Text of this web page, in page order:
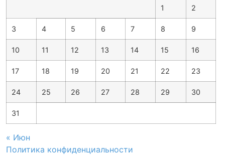
1 2
3 4 5 6 7 8 9
10 11 12 13 14 15 16
17 18 19 20 21 22 23
24 25 26 27 28 29 30
31
« Июн
Политика конфиденциальности